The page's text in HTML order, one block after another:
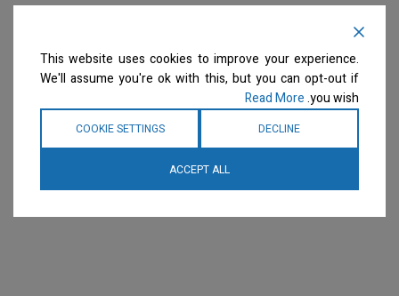
SILVER
מספריים
המחיר ייחשף רק לבעלי
מספרות רשומיםצרו קשר
מספריים
המחיר ייחשף רק לבעלי
מספרות רשומיםצרו קשר
למידע נוסף
This website uses cookies to improve your experience.
We'll assume you're ok with this, but you can opt-out if
you wish.
Read More
DECLINE
COOKIE SETTINGS
ACCEPT ALL